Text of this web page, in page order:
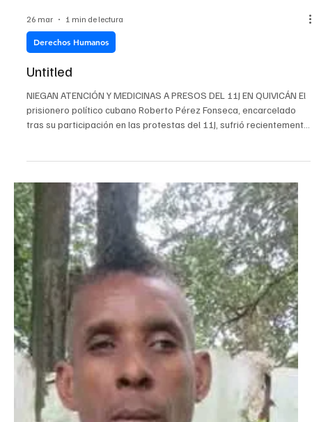
26 mar 1 min de lectura
Derechos Humanos
Untitled
NIEGAN ATENCIÓN Y MEDICINAS A PRESOS DEL 11J EN QUIVICÁN El
denunció en Facebook su hermano Alberto Fonseca. El familiar
explicó que su hermano se golpeó durante la caída y permanece
sin asistencia en el penal. Asimismo, informó que 20 reclusos en
estado de desnutrición fueron trasl